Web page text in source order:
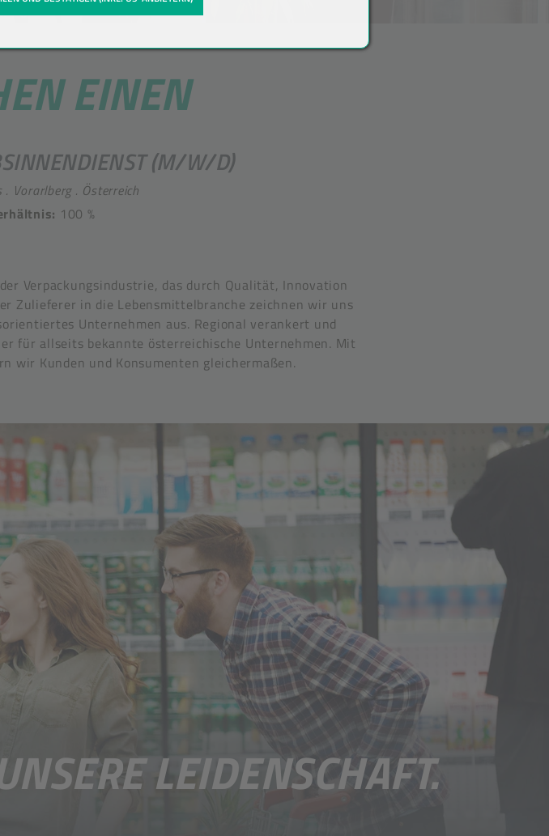
EINEN
(M/W/D)
. Vorarlberg . Österreich
100 %
Verpackungsindustrie, das durch Qualität, Innovation
Zulieferer in die Lebensmittelbranche zeichnen wir uns
Unternehmen aus. Regional verankert und
für allseits bekannte österreichische Unternehmen. Mit
wir Kunden und Konsumenten gleichermaßen.
LEIDENSCHAFT.